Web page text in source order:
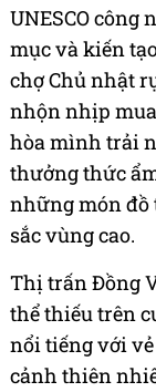
UNESCO
mục và kiến
chợ Chủ nhật
nhộn nhịp
hòa mình trải
thưởng thức
những món đồ
sắc vùng cao.
Thị trấn Đồng
thể thiếu trên
nổi tiếng với
cảnh thiên